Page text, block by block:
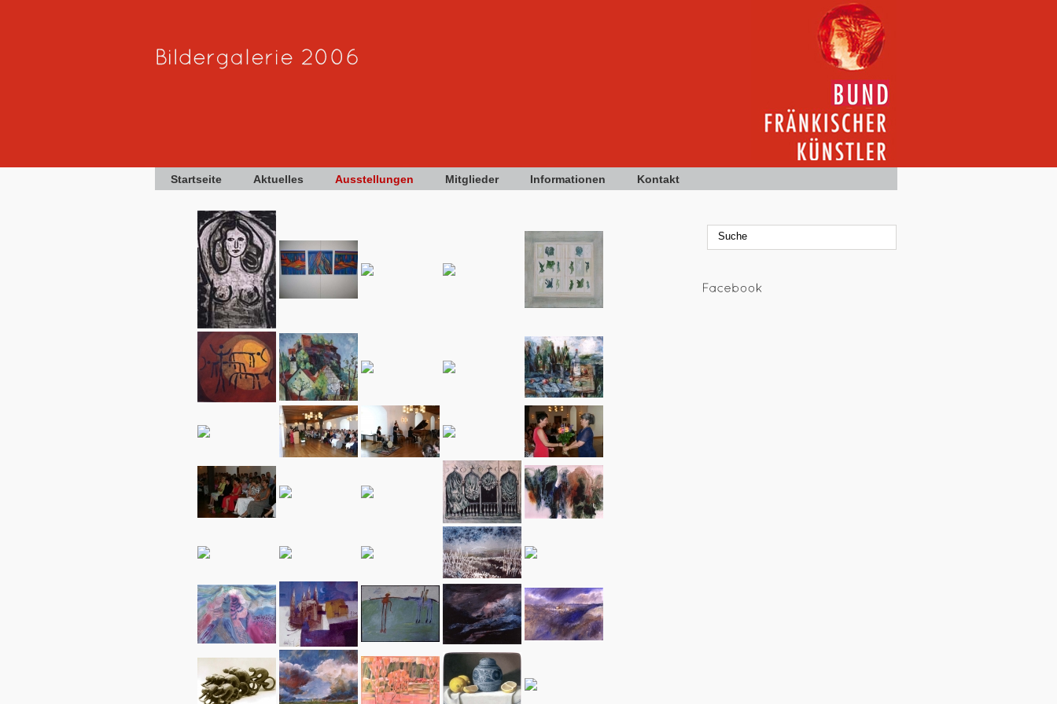
Startseite Aktuelles Ausstellungen Mitglieder Informationen Kontakt